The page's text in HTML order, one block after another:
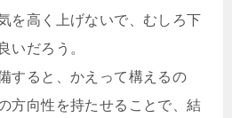
を高く上げないで、むしろ下
いだろう。
すると、かえって構えるの
方向性を持たせることで、結